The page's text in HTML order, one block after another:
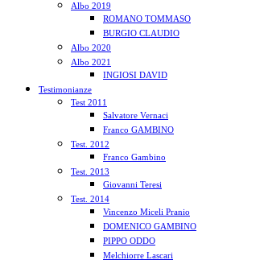
Albo 2019
ROMANO TOMMASO
BURGIO CLAUDIO
Albo 2020
Albo 2021
INGIOSI DAVID
Testimonianze
Test 2011
Salvatore Vernaci
Franco GAMBINO
Test. 2012
Franco Gambino
Test. 2013
Giovanni Teresi
Test. 2014
Vincenzo Miceli Pranio
DOMENICO GAMBINO
PIPPO ODDO
Melchiorre Lascari